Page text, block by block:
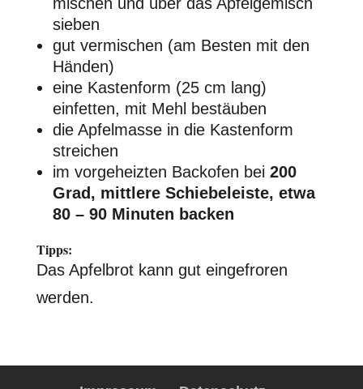
sieben
gut vermischen (am Besten mit den
Händen)
eine Kastenform (25 cm lang)
einfetten, mit Mehl bestäuben
die Apfelmasse in die Kastenform
streichen
im vorgeheizten Backofen bei 200
Grad, mittlere Schiebeleiste, etwa
80 – 90 Minuten backen
Tipps:
Das Apfelbrot kann gut eingefroren
werden.